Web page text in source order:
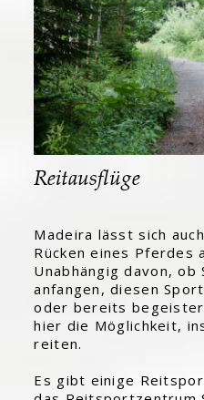
Reitausflüge
Madeira lässt sich
Rücken eines Pferdes
Unabhängig davon,
anfangen, diesen
oder bereits
hier die Möglichkeit,
reiten.
Es gibt einige